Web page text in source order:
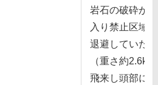
岩⽯の破砕が
⼊り禁⽌区域
退避していた
（重さ約2.6kg
⾶来し頭部に